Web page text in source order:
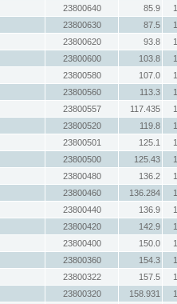
23800640 85.9
23800630 87.5
23800620 93.8
23800600 103.8
23800580 107.0
23800560 113.3
23800557 117.435
23800520 119.8
23800501 125.1
23800500 125.43
23800480 136.2
23800460 136.284
23800440 136.9
23800420 142.9
23800400 150.0
23800360 154.3
23800322 157.5
23800320 158.931